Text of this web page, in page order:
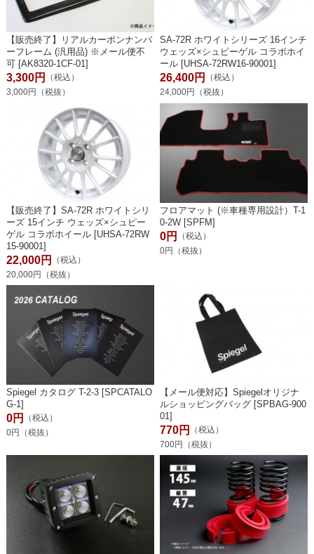
【販売終了】リアルカーボンナンバ
ーフレーム (汎用品) ※メール便不
可 [AK8320-1CF-01]
3,300円
（税込）
3,000円（税抜）
SA-72R ホワイトシリーズ 16インチ
ウェッズ×シュピーゲル コラボホイ
ール [UHSA-72RW16-90001]
26,400円
（税込）
24,000円（税抜）
【販売終了】SA-72R ホワイトシリ
ーズ 15インチ ウェッズ×シュピー
ゲル コラボホイール [UHSA-72RW
15-90001]
22,000円
（税込）
20,000円（税抜）
フロアマット (※車種専用設計）T-1
0-2W [SPFM]
0円
（税込）
0円（税抜）
Spiegel カタログ T-2-3 [SPCATALO
G-1]
0円
（税込）
0円（税抜）
【メール便対応】Spiegelオリジナ
ルショッピングバッグ [SPBAG-900
01]
770円
（税込）
700円（税抜）